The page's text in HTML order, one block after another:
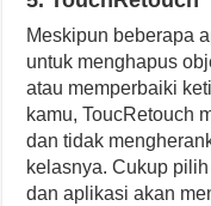
Meskipun beberapa
untuk menghapus
atau memperbaiki
kamu, ToucRetouch
dan tidak
kelasnya. Cukup
dan aplikasi akan